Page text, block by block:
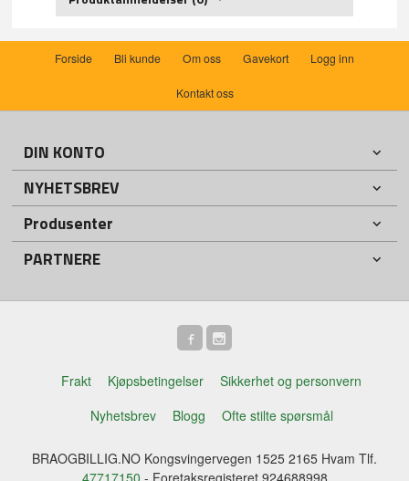
Forside Bli kunde Om oss Gavekort Logg inn
Kontakt oss
DIN KONTO
NYHETSBREV
Produsenter
PARTNERE
Frakt Kjøpsbetingelser
Sikkerhet og personvern
Nyhetsbrev
Blogg Ofte stilte spørsmål
BRAOGBILLIG.NO Kongsvingervegen 1525 2165 Hvam Tlf.
47717150 - Foretaksregisteret 924688998